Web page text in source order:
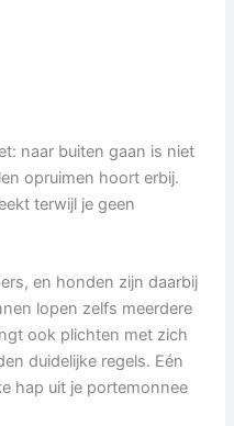
naar buiten gaan is niet
opruimen hoort erbij.
terwijl je geen
en honden zijn daarbij
lopen zelfs meerdere
ook plichten met zich
duidelijke regels. Eén
hap uit je portemonnee